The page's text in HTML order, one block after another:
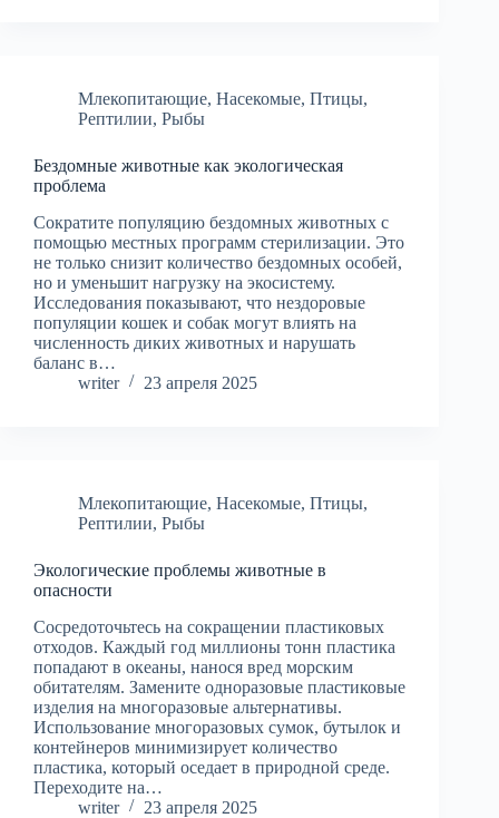
Млекопитающие, Насекомые, Птицы,
Рептилии, Рыбы
Бездомные животные как экологическая
проблема
Сократите популяцию бездомных животных с
помощью местных программ стерилизации. Это
не только снизит количество бездомных особей,
но и уменьшит нагрузку на экосистему.
Исследования показывают, что нездоровые
популяции кошек и собак могут влиять на
численность диких животных и нарушать
баланс в…
writer
23 апреля 2025
Млекопитающие, Насекомые, Птицы,
Рептилии, Рыбы
Экологические проблемы животные в
опасности
Сосредоточьтесь на сокращении пластиковых
отходов. Каждый год миллионы тонн пластика
попадают в океаны, нанося вред морским
обитателям. Замените одноразовые пластиковые
изделия на многоразовые альтернативы.
Использование многоразовых сумок, бутылок и
контейнеров минимизирует количество
пластика, который оседает в природной среде.
Переходите на…
writer
23 апреля 2025